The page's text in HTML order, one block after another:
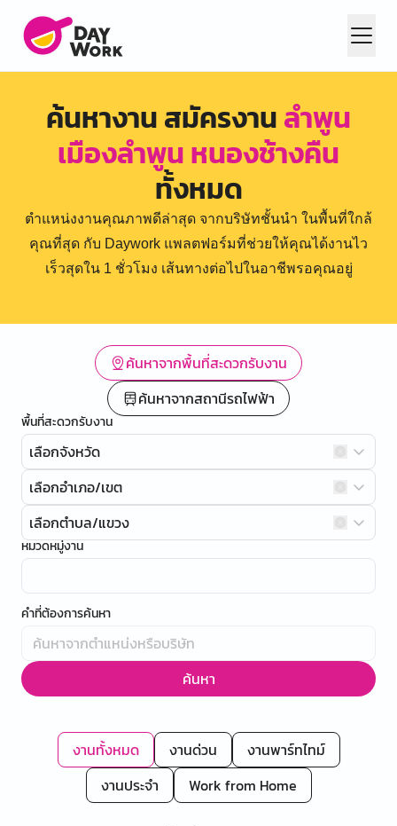
ค้นหางาน สมัครงานลำพูน
เมืองลำพูน หนองช้างคืน
ทั้งหมด
ตำแหน่งงานคุณภาพดีล่าสุด จากบริษัทชั้นนำ ในพื้นที่ใกล้
คุณที่สุด กับ Daywork แพลตฟอร์มที่ช่วยให้คุณได้งานไว
เร็วสุดใน 1 ชั่วโมง เส้นทางต่อไปในอาชีพรอคุณอยู่
ค้นหาจากพื้นที่สะดวกรับงาน
ค้นหาจากสถานีรถไฟฟ้า
พื้นที่สะดวกรับงาน
เลือกจังหวัด
เลือกอำเภอ/เขต
เลือกตำบล/แขวง
หมวดหมู่งาน
คำที่ต้องการค้นหา
ค้นหา
งานทั้งหมด งานด่วน
งานพาร์ทไทม์
งานประจำ
Work from Home